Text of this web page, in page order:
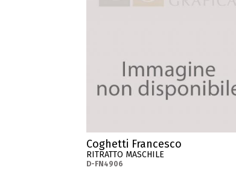
Coghetti Francesco
RITRATTO MASCHILE
D-FN4906